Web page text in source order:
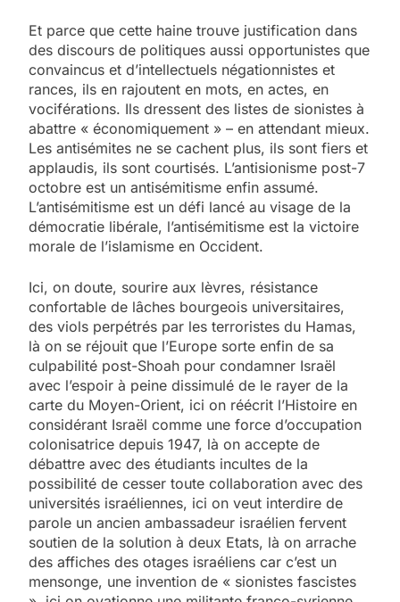
Et parce que cette haine trouve justification dans
des discours de politiques aussi opportunistes que
convaincus et d’intellectuels négationnistes et
rances, ils en rajoutent en mots, en actes, en
vociférations. Ils dressent des listes de sionistes à
abattre « économiquement » – en attendant mieux.
Les antisémites ne se cachent plus, ils sont fiers et
applaudis, ils sont courtisés. L’antisionisme post-7
octobre est un antisémitisme enfin assumé.
L’antisémitisme est un défi lancé au visage de la
démocratie libérale, l’antisémitisme est la victoire
morale de l’islamisme en Occident.
Ici, on doute, sourire aux lèvres, résistance
confortable de lâches bourgeois universitaires,
des viols perpétrés par les terroristes du Hamas,
là on se réjouit que l’Europe sorte enfin de sa
culpabilité post-Shoah pour condamner Israël
avec l’espoir à peine dissimulé de le rayer de la
carte du Moyen-Orient, ici on réécrit l’Histoire en
considérant Israël comme une force d’occupation
colonisatrice depuis 1947, là on accepte de
débattre avec des étudiants incultes de la
possibilité de cesser toute collaboration avec des
universités israéliennes, ici on veut interdire de
parole un ancien ambassadeur israélien fervent
soutien de la solution à deux Etats, là on arrache
des affiches des otages israéliens car c’est un
mensonge, une invention de « sionistes fascistes